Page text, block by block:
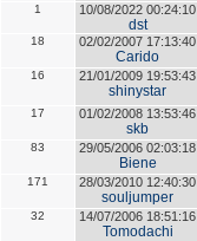
1 10/08/2022 00:24:10
dst
18 02/02/2007 17:13:40
Carido
16 21/01/2009 19:53:43
shinystar
17 01/02/2008 13:53:46
skb
83 29/05/2006 02:03:18
Biene
171 28/03/2010 12:40:30
souljumper
32 14/07/2006 18:51:16
Tomodachi